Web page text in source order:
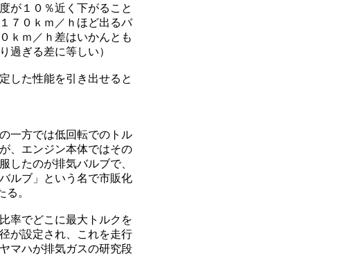
が１０％近く下がること
７０ｋｍ／ｈほど出るバ
ｋｍ／ｈ差はいかんとも
過ぎる差に等しい）
した性能を引き出せると
一方では低回転でのトル
、エンジン本体ではその
したのが排気バルブで、
ルブ」という名で市販化
。
率でどこに最大トルクを
が設定され、これを走行
マハが排気ガスの研究段